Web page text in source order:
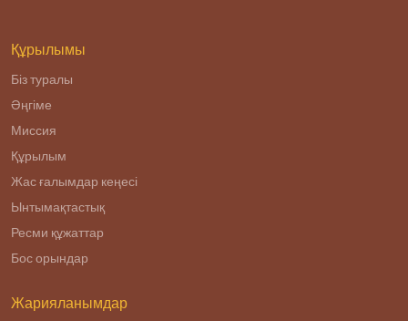
Құрылымы
Біз туралы
Әңгіме
Миссия
Құрылым
Жас ғалымдар кеңесі
Ынтымақтастық
Ресми құжаттар
Бос орындар
Жарияланымдар